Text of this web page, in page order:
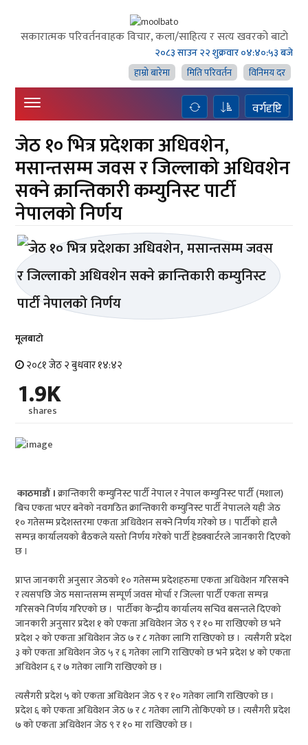
सकारात्मक परिवर्तनवाहक विचार, कला/साहित्य र सत्य खवरको बाटाे
२०८३ साउन २२ शुक्रवार०४:४०:५४ बजे
हाम्राे बारेमा
मिति परिवर्तन विनिमय दर
वर्गदृष्टि
जेठ १० भित्र प्रदेशका अधिवशेन,
मसान्तसम्म जवस र जिल्लाको अधिवशेन
सक्ने क्रान्तिकारी कम्युनिस्ट पार्टी
नेपालको निर्णय
मूलबाटाे
२०८१ जेठ २ बुधवार १४:४२
1.9K
shares
काठमाडौं ।क्रान्तिकारी कम्युनिस्ट पार्टी नेपाल र नेपाल कम्युनिस्ट पार्टी (मशाल)
बिच एकता भएर बनेको नवगठित क्रान्तिकारी कम्युनिस्ट पार्टी नेपालले यही जेठ
१० गतेसम्म प्रदेशस्तरमा एकता अधिवेशन सक्ने निर्णय गरेको छ । पार्टीको हालै
सम्पन्न कार्यालयको बैठकले यस्तो निर्णय गरेको पार्टी हेडक्वार्टरले जानकारी दिएको
छ ।
प्राप्त जानकारी अनुसार जेठको १० गतेसम्म प्रदेशहरुमा एकता अधिवेशन गरिसक्ने
र त्यसपछि जेठ मसान्तसम्म सम्पूर्ण जवस मोर्चा र जिल्ला पार्टी एकता सम्पन्न
गरिसक्ने निर्णय गरिएको छ । पार्टीका केन्द्रीय कार्यालय सचिव बसन्तले दिएको
जानकारी अनुसार प्रदेश १ को एकता अधिवेशन जेठ ९ र १० मा राखिएको छ भने
प्रदेश २ को एकता अधिवेशन जेठ ७ र ८ गतेका लागि राखिएको छ । त्यसैगरी प्रदेश
३ को एकता अधिवेशन जेठ ५ र ६ गतेका लागि राखिएको छ भने प्रदेश ४ को एकता
अधिवेशन ६ र ७ गतेका लागि राखिएको छ ।
त्यसैगरी प्रदेश ५ को एकता अधिवेशन जेठ ९ र १० गतेका लागि राखिएको छ ।
प्रदेश ६ को एकता अधिवेशन जेठ ७ र ८ गतेका लागि तोकिएको छ । त्यसैगरी प्रदेश
७ को एकता अधिवेशन जेठ ९ र १० मा राखिएको छ ।